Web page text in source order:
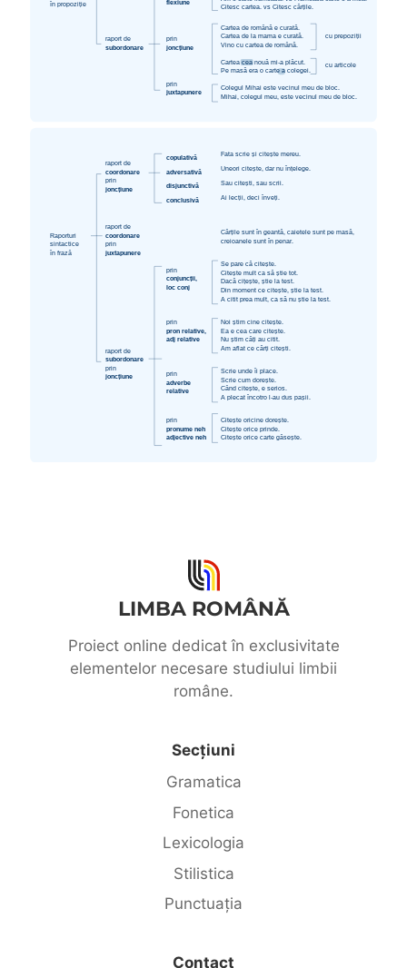
în propoziție
raport de
subordonare
flexiune
Citesc cartea. vs Citesc cărțile.
prin
joncțiune
Cartea de română e curată.
Cartea de la mama e curată.
Vino cu cartea de română.
Cartea cea nouă mi-a plăcut.
Pe masă era o carte a colegei.
cu prepoziții
cu articole
prin
juxtapunere
Colegul Mihai este vecinul meu de bloc.
Mihai, colegul meu, este vecinul meu de bloc.
Raporturi
sintactice
în frază
raport de
coordonare
prin
joncțiune
copulativă Fata scrie și citește mereu.
Uneori citește, dar nu înțelege.
Sau citești, sau scrii.
Ai lecții, deci înveți.
adversativă
disjunctivă
conclusivă
raport de
coordonare
prin
juxtapunere
Cărțile sunt în geantă, caietele sunt pe masă,
creioanele sunt în penar.
raport de
subordonare
prin
joncțiune
prin
conjuncții,
loc conj
Se pare că citește.
Citește mult ca să știe tot.
Dacă cițește, știe la test.
Din moment ce citește, știe la test.
A citit prea mult, ca să nu știe la test.
prin
pron relative,
adj relative
Noi știm cine citește.
Ea e cea care citește.
Nu știm câți au citit.
Am aflat ce cărți citești.
prin
adverbe
relative
Scrie unde îi place.
Scrie cum dorește.
Când citește, e serios.
A plecat încotro l-au dus pașii.
prin
pronume neh
adjective neh
Citește oricine dorește.
Citește orice prinde.
Citește orice carte găsește.
LIMBA ROMÂNĂ
Proiect online dedicat în exclusivitate
elementelor necesare studiului limbii
române.
Secțiuni
Gramatica
Fonetica
Lexicologia
Stilistica
Punctuația
Contact